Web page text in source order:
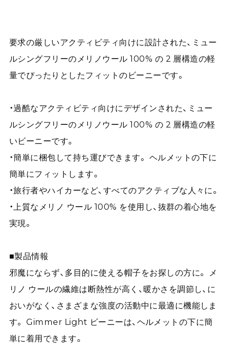
要求の厳しいアクティビティ向けに設計された、ミュー
ルシングフリーのメリノウール 100% の 2 層構造の軽
量でぴったりとしたフィットのビーニーです。
・過酷なアクティビティ向けにデザインされた、ミュー
ルシングフリーのメリノウール 100% の 2 層構造の軽
いビーニーです。
・簡単に梱包して持ち運びできます。 ヘルメットの下に
簡単にフィットします。
・旅行者やハイカーなど、すべてのアクティブな人々に。
・上質なメリノ ウール 100% を使用し、抜群の着心地を
実現。
■製品情報
邪魔にならず、多目的に使える帽子をお探しの方に。 メ
リノ ウールの繊維は断熱性が高く、暖かさを調節し、に
おいがなく、さまざまな強度の活動中に最適に機能しま
す。 Gimmer Light ビーニーは、ヘルメットの下に簡
単に着用できます。